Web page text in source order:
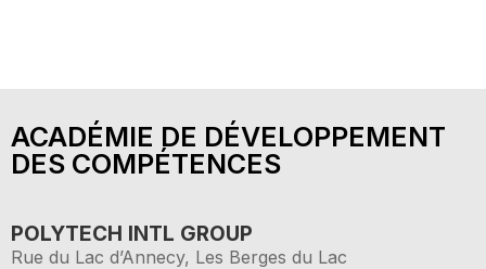
ACADÉMIE DE DÉVELOPPEMENT
DES COMPÉTENCES
POLYTECH INTL GROUP
Rue du Lac d’Annecy, Les Berges du Lac